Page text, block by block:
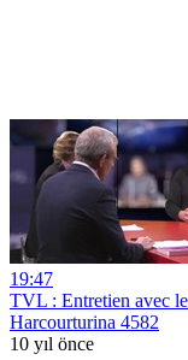
19:47
TVL : Entretien avec
Harcourturina 4582
10 yıl önce